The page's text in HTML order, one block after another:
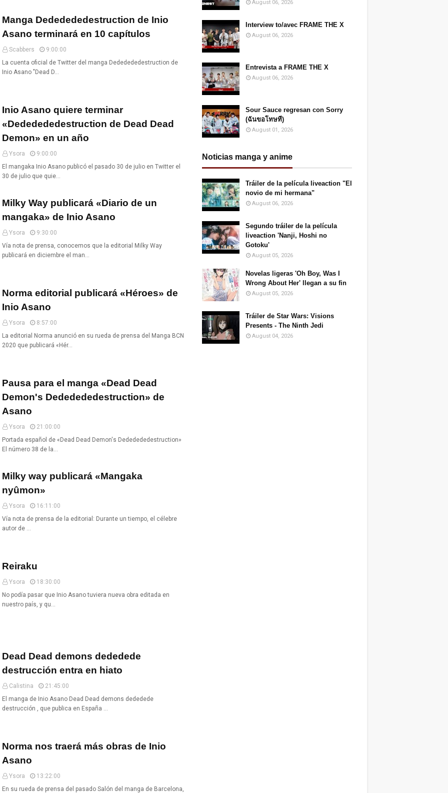
Manga Dededededestruction de Inio
Asano terminará en 10 capítulos
Scabbers
9:00:00
La cuenta oficial de Twitter del manga Dededededestruction de
Inio Asano "Dead D…
Inio Asano quiere terminar
«Dededededestruction de Dead Dead
Demon» en un año
Ysora
9:00:00
El mangaka Inio Asano publicó el pasado 30 de julio en Twitter el
30 de julio que quie…
Milky Way publicará «Diario de un
mangaka» de Inio Asano
Ysora
9:30:00
Vía nota de prensa, conocemos que la editorial Milky Way
publicará en diciembre el man…
Norma editorial publicará «Héroes» de
Inio Asano
Ysora
8:57:00
La editorial Norma anunció en su rueda de prensa del Manga BCN
2020 que publicará «Hér…
Pausa para el manga «Dead Dead
Demon's Dededededestruction» de
Asano
Ysora
21:00:00
Portada español de «Dead Dead Demon's Dededededestruction»
El número 38 de la…
Milky way publicará «Mangaka
nyûmon»
Ysora
16:11:00
Vía nota de prensa de la editorial: Durante un tiempo, el célebre
autor de …
Reiraku
Ysora
18:30:00
No podía pasar que Inio Asano tuviera nueva obra editada en
nuestro país, y qu…
Dead Dead demons dededede
destrucción entra en hiato
Calistina
21:45:00
El manga de Inio Asano Dead Dead demons dededede
destrucción , que publica en España …
Norma nos traerá más obras de Inio
Asano
Ysora
13:22:00
En su rueda de prensa del pasado Salón del manga de Barcelona,
August 06, 2026
Interview to/avec FRAME THE X
August 06, 2026
Entrevista a FRAME THE X
August 06, 2026
Sour Sauce regresan con Sorry
(ฉันขอโทษที)
August 01, 2026
Noticias manga y anime
Tráiler de la película liveaction "El
novio de mi hermana"
August 06, 2026
Segundo tráiler de la película
liveaction 'Nanji, Hoshi no
Gotoku'
August 05, 2026
Novelas ligeras 'Oh Boy, Was I
Wrong About Her' llegan a su fin
August 05, 2026
Tráiler de Star Wars: Visions
Presents - The Ninth Jedi
August 04, 2026